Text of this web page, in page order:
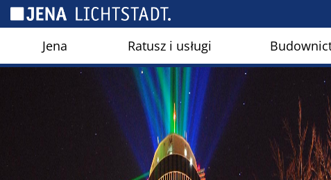
Jena Ratusz i usługi
Panel zarządzania plikami cookies